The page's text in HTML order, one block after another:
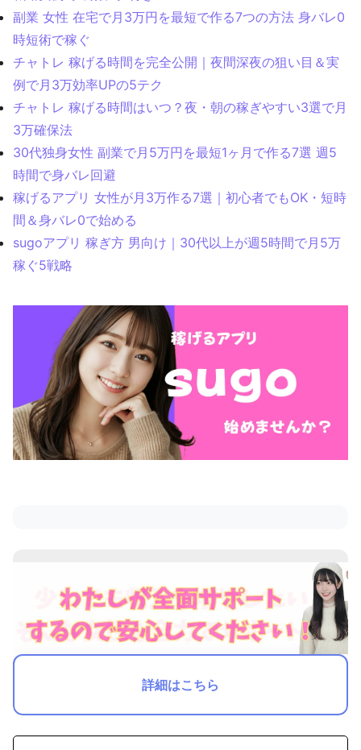
副業 女性 在宅で月3万円を最短で作る7つの方法 身バレ0
時短術で稼ぐ
チャトレ 稼げる時間を完全公開｜夜間深夜の狙い目＆実
例で月3万効率UPの5テク
チャトレ 稼げる時間はいつ？夜・朝の稼ぎやすい3選で月
3万確保法
30代独身女性 副業で月5万円を最短1ヶ月で作る7選 週5
時間で身バレ回避
稼げるアプリ 女性が月3万作る7選｜初心者でもOK・短時
間＆身バレ0で始める
sugoアプリ 稼ぎ方 男向け｜30代以上が週5時間で月5万
稼ぐ5戦略
詳細はこちら